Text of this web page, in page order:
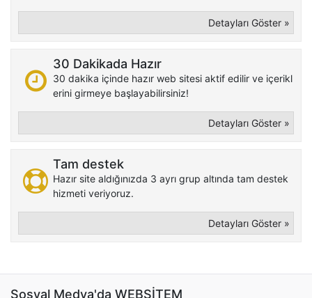
Detayları Göster »
30 Dakikada Hazır
30 dakika içinde hazır web sitesi aktif edilir ve içerikl
erini girmeye başlayabilirsiniz!
Detayları Göster »
Tam destek
Hazır site aldığınızda 3 ayrı grup altında tam destek
hizmeti veriyoruz.
Detayları Göster »
Sosyal Medya'da WEBSİTEM